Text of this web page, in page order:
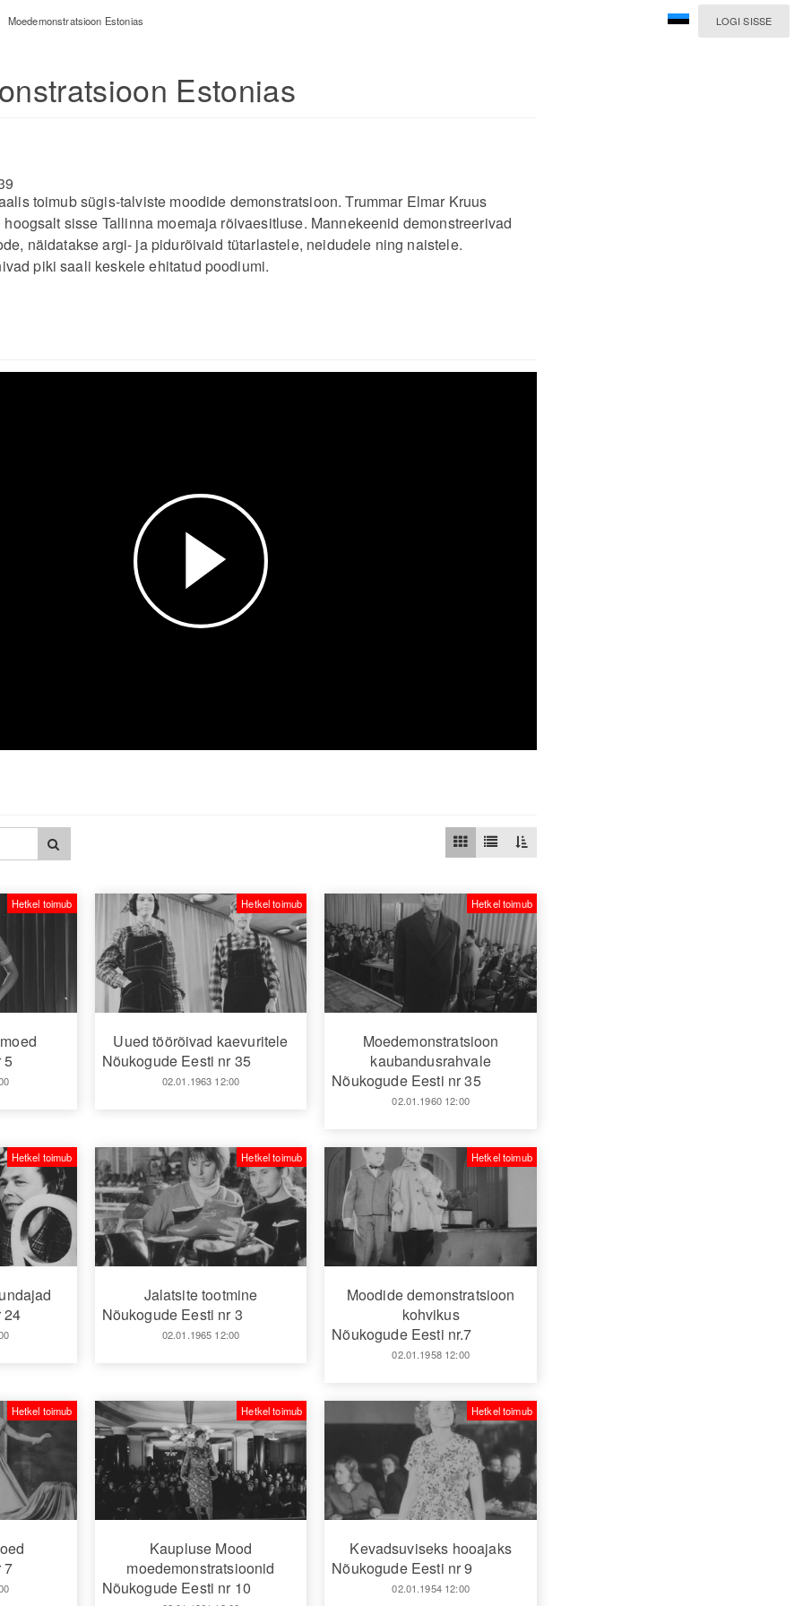
LOGI SISSE
Moedemonstratsioon Estonias
Estonias
toimub sügis-talviste moodide demonstratsioon. Trummar Elmar Kruus
sisse Tallinna moemaja rõivaesitluse. Mannekeenid demonstreerivad
näidatakse argi- ja pidurõivaid tütarlastele, neidudele ning naistele.
piki saali keskele ehitatud poodiumi.
Esita
video
5
Hetkel toimub
Uued töörõivad kaevuritele
Nõukogude Eesti nr 35
02.01.1963 12:00
Hetkel toimub
Moedemonstratsioon
kaubandusrahvale
Nõukogude Eesti nr 35
02.01.1960 12:00
Hetkel toimub
24
Hetkel toimub
Jalatsite tootmine
Nõukogude Eesti nr 3
02.01.1965 12:00
Hetkel toimub
Moodide demonstratsioon
kohvikus
Nõukogude Eesti nr.7
02.01.1958 12:00
Hetkel toimub
7
Hetkel toimub
Kaupluse Mood
moedemonstratsioonid
Nõukogude Eesti nr 10
Hetkel toimub
Kevadsuviseks hooajaks
Nõukogude Eesti nr 9
02.01.1954 12:00
Hetkel toimub